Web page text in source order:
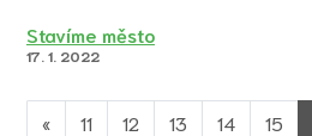
Stavíme město
17. 1. 2022
« 11 12 13 14 15